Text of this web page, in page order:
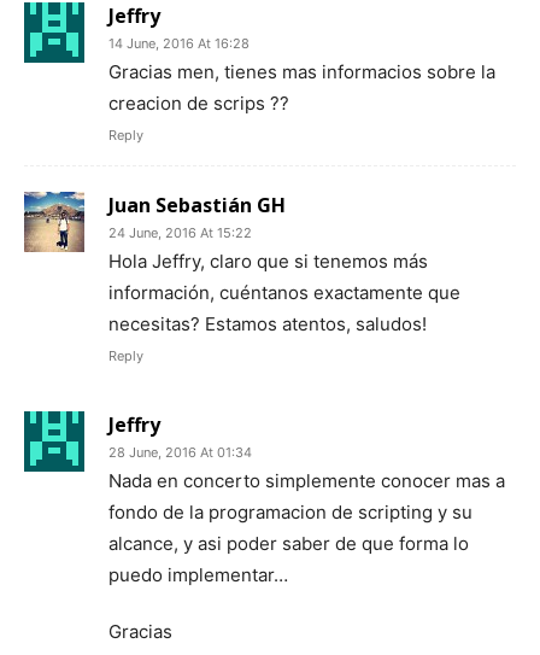
Jeffry
14 June, 2016 At 16:28
Gracias men, tienes mas informacios sobre la
creacion de scrips ??
Reply
Juan Sebastián GH
24 June, 2016 At 15:22
Hola Jeffry, claro que si tenemos más
información, cuéntanos exactamente que
necesitas? Estamos atentos, saludos!
Reply
Jeffry
28 June, 2016 At 01:34
Nada en concerto simplemente conocer mas a
fondo de la programacion de scripting y su
alcance, y asi poder saber de que forma lo
puedo implementar…
Gracias